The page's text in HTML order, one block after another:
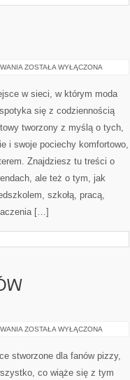
MODA
ZOSTAŁA WYŁĄCZONA
w sieci, w którym moda
się z codziennością
tworzony z myślą o tych,
i swoje pociechy komfortowo,
Znajdziesz tu treści o
ale też o tym, jak
szkołą, pracą,
[…]
RECENZJE
PROGRAMÓW
KULINARNYCH
PIZZY
ZOSTAŁA WYŁĄCZONA
stworzone dla fanów pizzy,
co wiąże się z tym